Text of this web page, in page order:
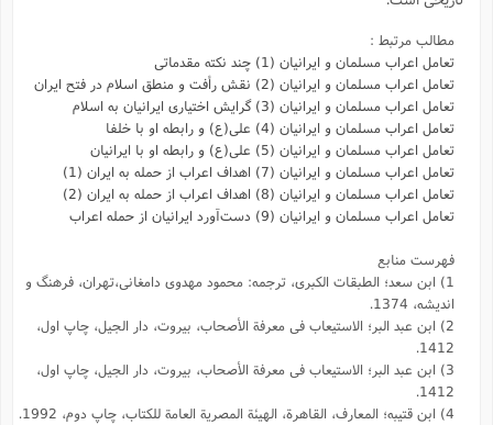
مطالب مرتبط :
تعامل اعراب مسلمان و ایرانیان (1) چند نکته مقدماتی
تعامل اعراب مسلمان و ایرانیان (2) نقش رأفت و منطق اسلام در فتح ایران
تعامل اعراب مسلمان و ایرانیان (3) گرایش اختیاری ایرانیان به اسلام
تعامل اعراب مسلمان و ایرانیان (4) علی(ع) و رابطه او با خلفا
تعامل اعراب مسلمان و ایرانیان (5) علی(ع) و رابطه‌ او با ایرانیان
تعامل اعراب مسلمان و ایرانیان (7) اهداف اعراب از حمله به ایران (1)
تعامل اعراب مسلمان و ایرانیان (8) اهداف اعراب از حمله به ایران (2)
تعامل اعراب مسلمان و ایرانیان (9) دست‌آورد ایرانیان از حمله اعراب
فهرست منابع
1) ابن سعد؛ الطبقات الکبری، ترجمه: محمود مهدوی دامغانی،تهران، فرهنگ و
اندیشه، 1374.
2) ابن عبد البر؛ الاستیعاب فى معرفة الأصحاب، بیروت، دار الجیل، چاپ اول،
1412.
3) ابن عبد البر؛ الاستیعاب فى معرفة الأصحاب، بیروت، دار الجیل، چاپ اول،
1412.
4) ابن قتیبه؛ المعارف، القاهرة، الهیئة المصریة العامة للکتاب، چاپ دوم، 1992.